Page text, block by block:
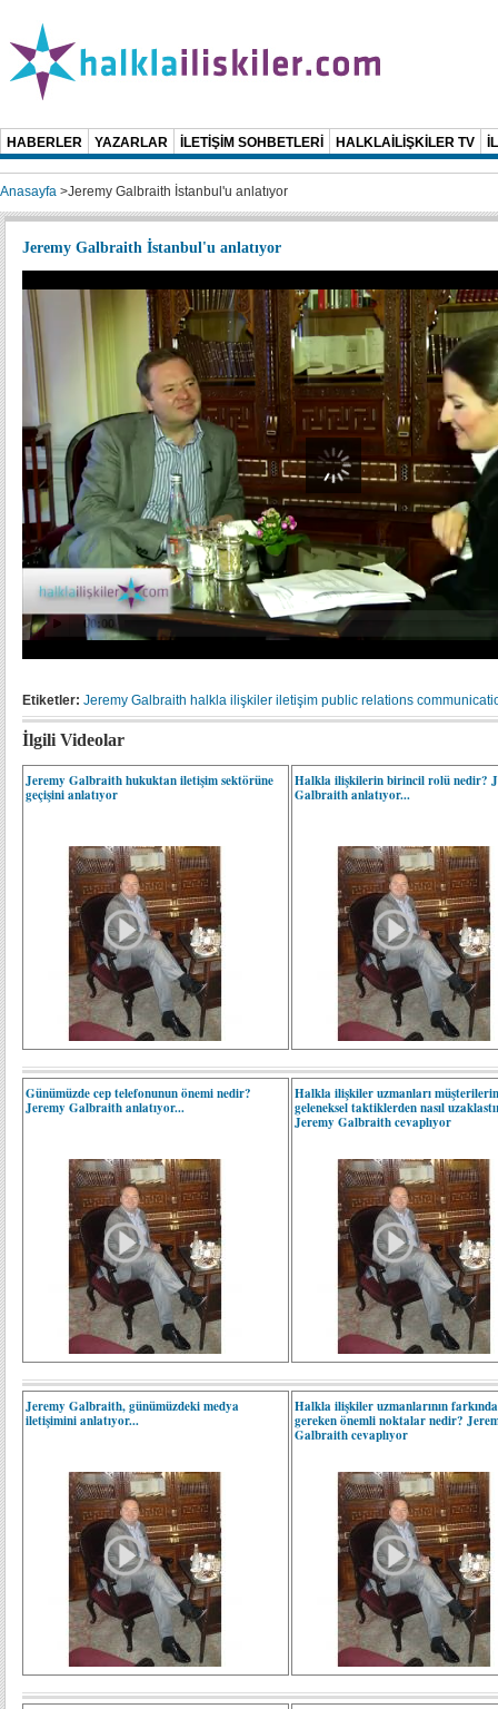
HABERLER YAZARLAR İLETİŞİM SOHBETLERİ HALKLAİLİŞKİLER TV
Anasayfa >Jeremy Galbraith İstanbul'u anlatıyor
Jeremy Galbraith İstanbul'u anlatıyor
Etiketler: Jeremy Galbraith halkla ilişkiler iletişim public relations
İlgili Videolar
Jeremy Galbraith hukuktan iletişim sektörüne
geçişini anlatıyor
Halkla ilişkilerin birincil rolü nedir?
Galbraith anlatıyor...
Günümüzde cep telefonunun önemi nedir?
Jeremy Galbraith anlatıyor...
Halkla ilişkiler uzmanları
geleneksel taktiklerden nasıl
Jeremy Galbraith cevaplıyor
Jeremy Galbraith, günümüzdeki medya
iletişimini anlatıyor...
Halkla ilişkiler uzmanlarının farkında
gereken önemli noktalar nedir?
Galbraith cevaplıyor